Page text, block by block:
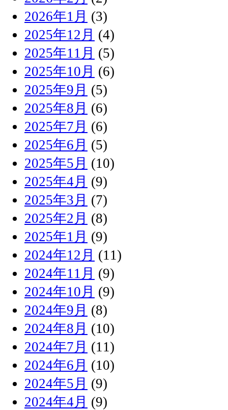
2026年1月 (3)
2025年12月 (4)
2025年11月 (5)
2025年10月 (6)
2025年9月 (5)
2025年8月 (6)
2025年7月 (6)
2025年6月 (5)
2025年5月 (10)
2025年4月 (9)
2025年3月 (7)
2025年2月 (8)
2025年1月 (9)
2024年12月 (11)
2024年11月 (9)
2024年10月 (9)
2024年9月 (8)
2024年8月 (10)
2024年7月 (11)
2024年6月 (10)
2024年5月 (9)
2024年4月 (9)